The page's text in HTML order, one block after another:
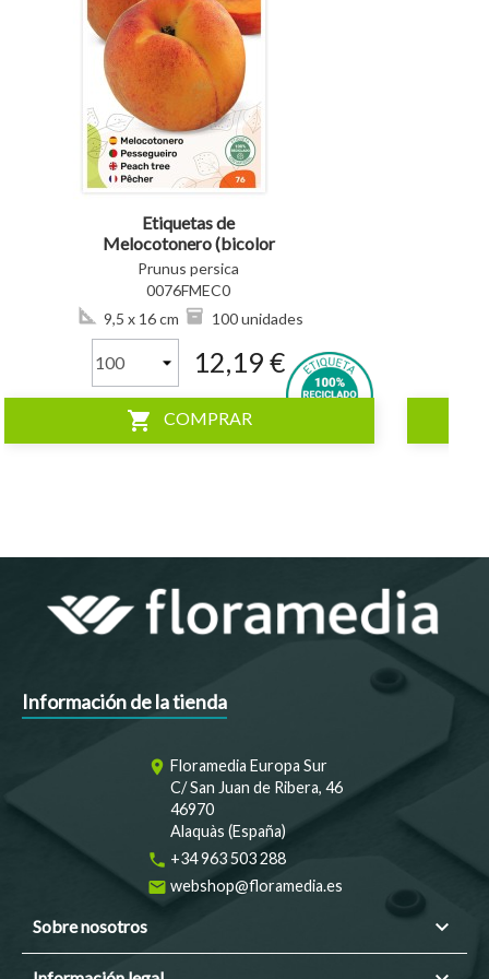
Etiquetas de
Melocotonero (bicolor
amarillo, rojo)
Prunus persica
0076FMEC0
9,5 x 16 cm
100 unidades
12,19 €
shopping_cart COMPRAR
Información de la tienda
room Floramedia Europa Sur
C/ San Juan de Ribera, 46
46970
Alaquàs (España)
phone +34 963 503 288
email webshop@floramedia.es
Sobre nosotros 